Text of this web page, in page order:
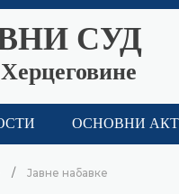
СУД
ОСНОВНИ
Јавне набавке